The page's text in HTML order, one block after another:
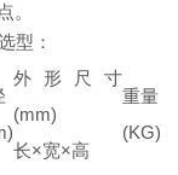
。
：
外形尺寸
(mm)
长×宽×高
重量
(KG)